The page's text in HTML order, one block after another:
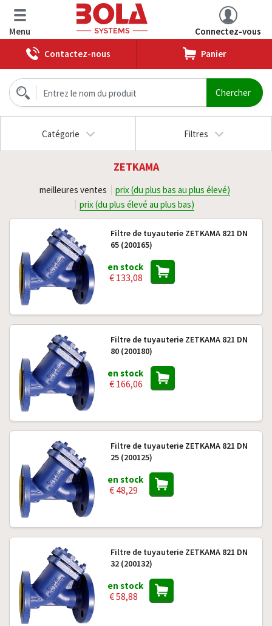
Menu
Connectez-vous
Contactez-nous
Panier
Catégorie Filtres
ZETKAMA
meilleures ventes
prix (du plus bas au plus élevé)
prix (du plus élevé au plus bas)
Filtre de tuyauterie ZETKAMA 821 DN
65 (200165)
en stock
€ 133,08
Filtre de tuyauterie ZETKAMA 821 DN
80 (200180)
en stock
€ 166,06
Filtre de tuyauterie ZETKAMA 821 DN
25 (200125)
en stock
€ 48,29
Filtre de tuyauterie ZETKAMA 821 DN
32 (200132)
en stock
€ 58,88